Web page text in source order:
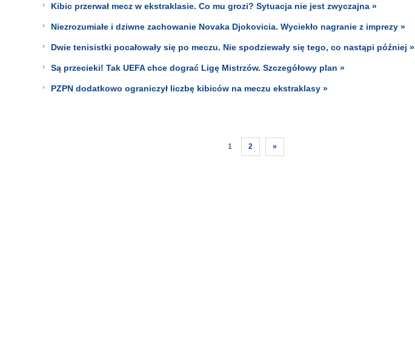
Kibic przerwał mecz w ekstraklasie. Co mu grozi? Sytuacja nie jest zwyczajna »
Niezrozumiałe i dziwne zachowanie Novaka Djokovicia. Wyciekło nagranie z imprezy »
Dwie tenisistki pocałowały się po meczu. Nie spodziewały się tego, co nastąpi później »
Są przecieki! Tak UEFA chce dograć Ligę Mistrzów. Szczegółowy plan »
PZPN dodatkowo ograniczył liczbę kibiców na meczu ekstraklasy »
1 2 »